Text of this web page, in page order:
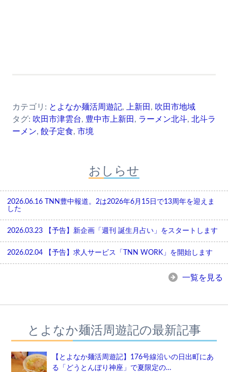
カテゴリ: とよなか麺活周遊記, 上新田 , 吹田市地域
タグ: 吹田市津雲台, 豊中市上新田 , ラーメン北斗, 北斗ラ
ーメン, 餃子定食, 市境
おしらせ
2026.06.16
TNN豊中報道。2は2026年6月15日で13周年を迎えま
した
2026.03.23 【予告】新企画「週刊 誕生月占い」をスタートします
2026.02.04 【予告】求人サービス「TNN WORK」を開始します
一覧を見る
とよなか麺活周遊記の最新記事
【とよなか麺活周遊記】176号線沿いの日出町にあ
る「どうとんぼり神座」で夏限定の…